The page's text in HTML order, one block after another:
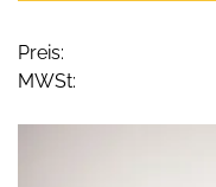
Preis:
MWSt: